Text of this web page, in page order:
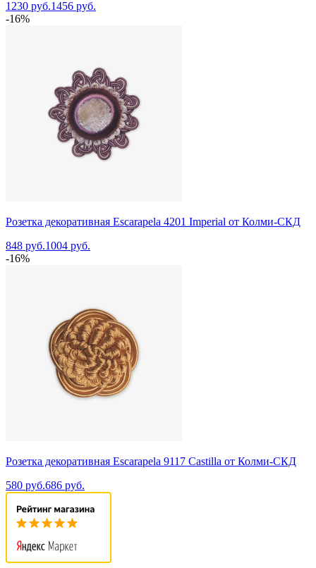
1230 руб.1456 руб.
-16%
Розетка декоративная Escarapela 4201 Imperial от Колми-СКД
848 руб.1004 руб.
-16%
Розетка декоративная Escarapela 9117 Castilla от Колми-СКД
580 руб.686 руб.